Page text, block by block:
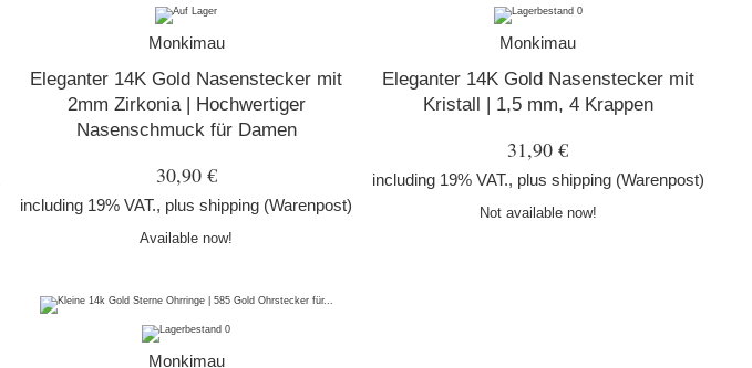
Monkimau
Eleganter 14K Gold Nasenstecker mit
2mm Zirkonia | Hochwertiger
Nasenschmuck für Damen
30,90 €
including 19% VAT., plusshipping (Warenpost)
Available now!
Monkimau
Eleganter 14K Gold Nasenstecker mit
Kristall | 1,5 mm, 4 Krappen
31,90 €
including 19% VAT., plus shipping (Warenpost)
Not available now!
Monkimau